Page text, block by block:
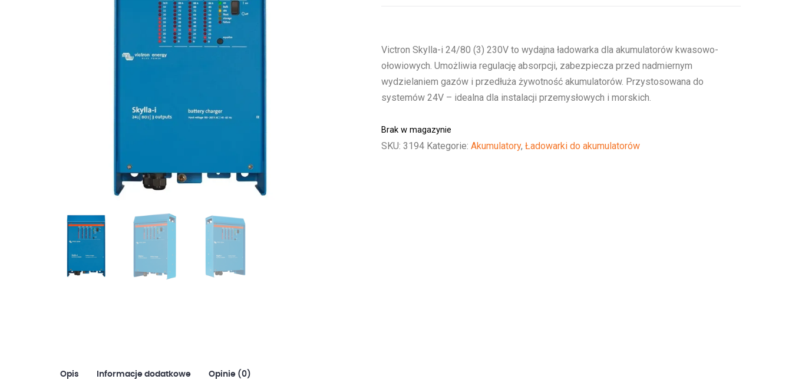
Victron Skylla-i 24/80 (3) 230V to wydajna ładowarka dla akumulatorów kwasowo-
ołowiowych. Umożliwia regulację absorpcji, zabezpiecza przed nadmiernym
wydzielaniem gazów i przedłuża żywotność akumulatorów. Przystosowana do
systemów 24V – idealna dla instalacji przemysłowych i morskich.
Brak w magazynie
SKU: 3194 Kategorie: Akumulatory, Ładowarki do akumulatorów
Opis Informacje dodatkowe Opinie (0)